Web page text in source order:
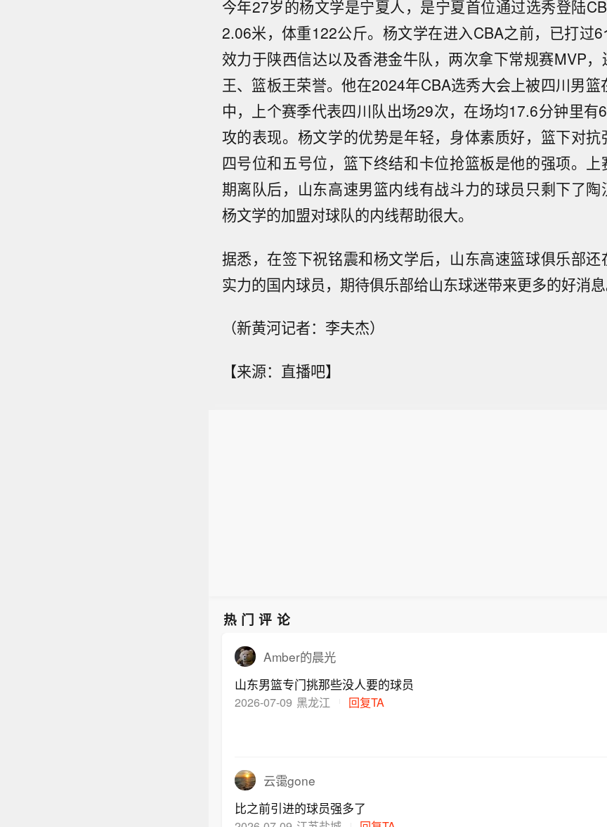
今年27岁的杨文学是宁夏人，是宁夏首位通过选秀登陆
2.06米，体重122公斤。杨文学在进入CBA之前，已打过
效力于陕西信达以及香港金牛队，两次拿下常规赛MVP
王、篮板王荣誉。他在2024年CBA选秀大会上被四川男
中，上个赛季代表四川队出场29次，在场均17.6分钟里有
攻的表现。杨文学的优势是年轻，身体素质好，篮下对
四号位和五号位，篮下终结和卡位抢篮板是他的强项。
期离队后，山东高速男篮内线有战斗力的球员只剩下了陶
杨文学的加盟对球队的内线帮助很大。
据悉，在签下祝铭震和杨文学后，山东高速篮球俱乐部还
实力的国内球员，期待俱乐部给山东球迷带来更多的好消息
（新黄河记者：李夫杰）
【来源：直播吧】
热门评论
Amber的晨光
山东男篮专门挑那些没人要的球员
2026-07-09 黑龙江 回复TA
云霭gone
比之前引进的球员强多了